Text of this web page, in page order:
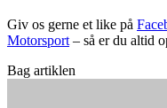
Giv os gerne et like på
Motorsport– så er du altid
Bag artiklen